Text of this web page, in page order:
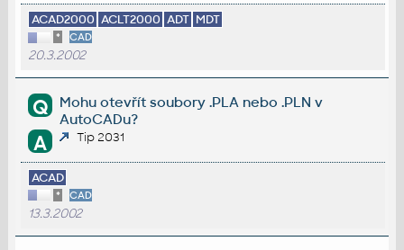
ACAD2000 ACLT2000 ADT MDT
* CAD
20.3.2002
Q
Mohu otevřít soubory .PLA nebo .PLN v
AutoCADu?
A Tip 2031
ACAD
* CAD
13.3.2002